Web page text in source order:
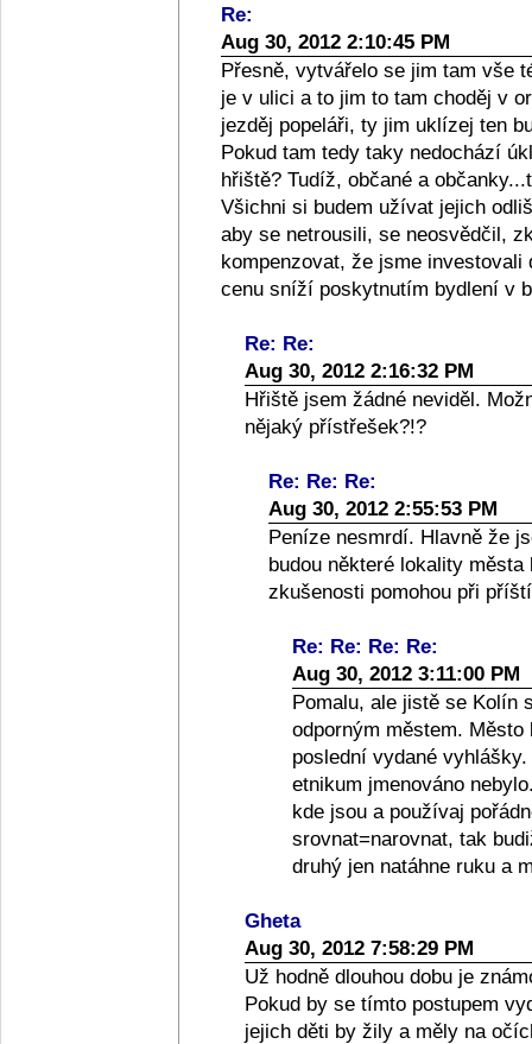
Re:
Aug 30, 2012 2:10:45 PM
Přesně, vytvářelo se jim tam vše
je v ulici a to jim to tam choděj v
jezděj popeláři, ty jim uklízej ten
Pokud tam tedy taky nedochází
hřiště? Tudíž, občané a
Všichni si budem užívat jejich
aby se netrousili, se neosvědčil,
kompenzovat, že jsme
cenu sníží poskytnutím bydlení v
Re: Re:
Aug 30, 2012 2:16:32 PM
Hřiště jsem žádné neviděl.
nějaký přístřešek?!?
Re: Re: Re:
Aug 30, 2012 2:55:53 PM
Peníze nesmrdí. Hlavně že
budou některé lokality
zkušenosti pomohou při
Re: Re: Re: Re:
Aug 30, 2012 3:11:00 PM
Pomalu, ale jistě se Kolín
odporným městem.
poslední vydané
etnikum jmenováno
kde jsou a používaj
srovnat=narovnat, tak
druhý jen natáhne ruku a
Gheta
Aug 30, 2012 7:58:29 PM
Už hodně dlouhou dobu je
Pokud by se tímto postupem
jejich děti by žily a měly na